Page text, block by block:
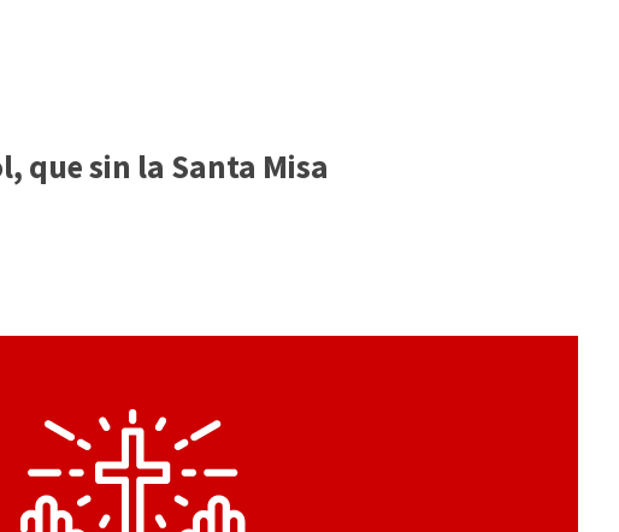
que sin la Santa Misa